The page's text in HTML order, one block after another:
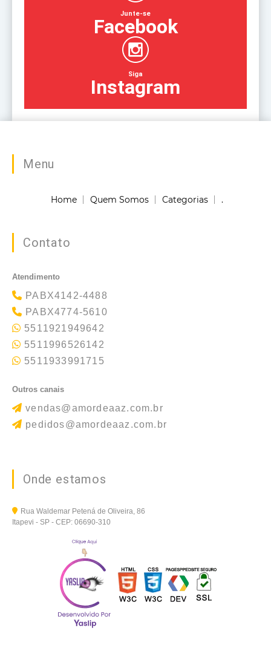
Junte-se
Facebook
Siga
Instagram
Menu
Home Quem Somos Categorias .
Contato
Atendimento
PABX4142-4488
PABX4774-5610
5511921949642
5511996526142
5511933991715
Outros canais
vendas@amordeaaz.com.br
pedidos@amordeaaz.com.br
Onde estamos
Rua Waldemar Petená de Oliveira, 86
Itapevi - SP - CEP: 06690-310